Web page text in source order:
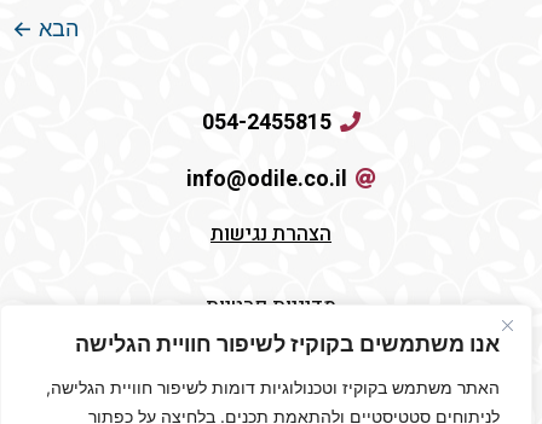
אנו משתמשים בקוקיז לשיפור חוויית הגלישה
האתר משתמש בקוקיז וטכנולוגיות דומות לשיפור חוויית הגלישה,
לניתוחים סטטיסטיים ולהתאמת תכנים. בלחיצה על כפתור
הבא ←
054-2455815
info@odile.co.il
הצהרת נגישות
מדיניות פרטיות
תקנון האתר